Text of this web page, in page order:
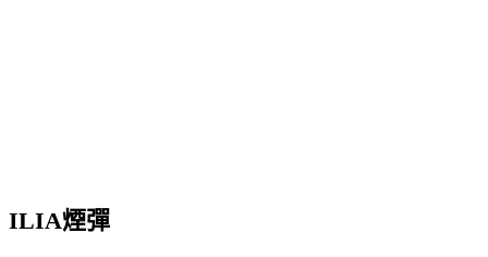
ILIA煙彈